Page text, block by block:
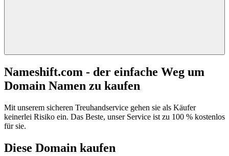
Nameshift.com - der einfache Weg um
Domain Namen zu kaufen
Mit unserem sicheren Treuhandservice gehen sie als Käufer
keinerlei Risiko ein. Das Beste, unser Service ist zu 100 % kostenlos
für sie.
Diese Domain kaufen